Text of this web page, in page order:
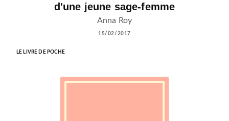
d'une jeune sage-femme
Anna Roy
15/02/2017
LE LIVRE DE POCHE